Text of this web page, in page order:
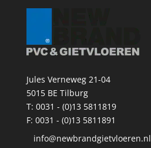
Jules Verneweg 21-04
5015 BE Tilburg
T: 0031 - (0)13 5811819
F: 0031 - (0)13 5811891
info@newbrandgietvloeren.nl